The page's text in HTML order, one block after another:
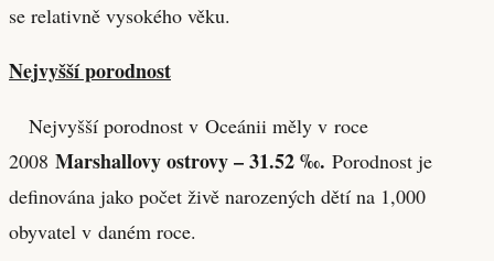
se relativně vysokého věku.
Nejvyšší porodnost
Nejvyšší porodnost v Oceánii měly v roce
2008 Marshallovy ostrovy – 31.52 ‰. Porodnost je
definována jako počet živě narozených dětí na 1,000
obyvatel v daném roce.